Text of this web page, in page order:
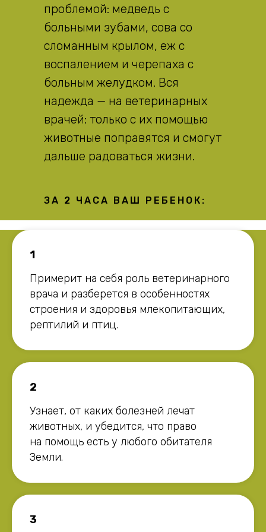
проблемой: медведь с
больными зубами, сова со
сломанным крылом, еж с
воспалением и черепаха с
больным желудком. Вся
надежда — на ветеринарных
врачей: только с их помощью
животные поправятся и смогут
дальше радоваться жизни.
ЗА 2 ЧАСА ВАШ РЕБЕНОК:
1
Примерит на себя роль ветеринарного
врача и разберется в особенностях
строения и здоровья млекопитающих,
рептилий и птиц.
2
Узнает, от каких болезней лечат
животных, и убедится, что право
на помощь есть у любого обитателя
Земли.
3